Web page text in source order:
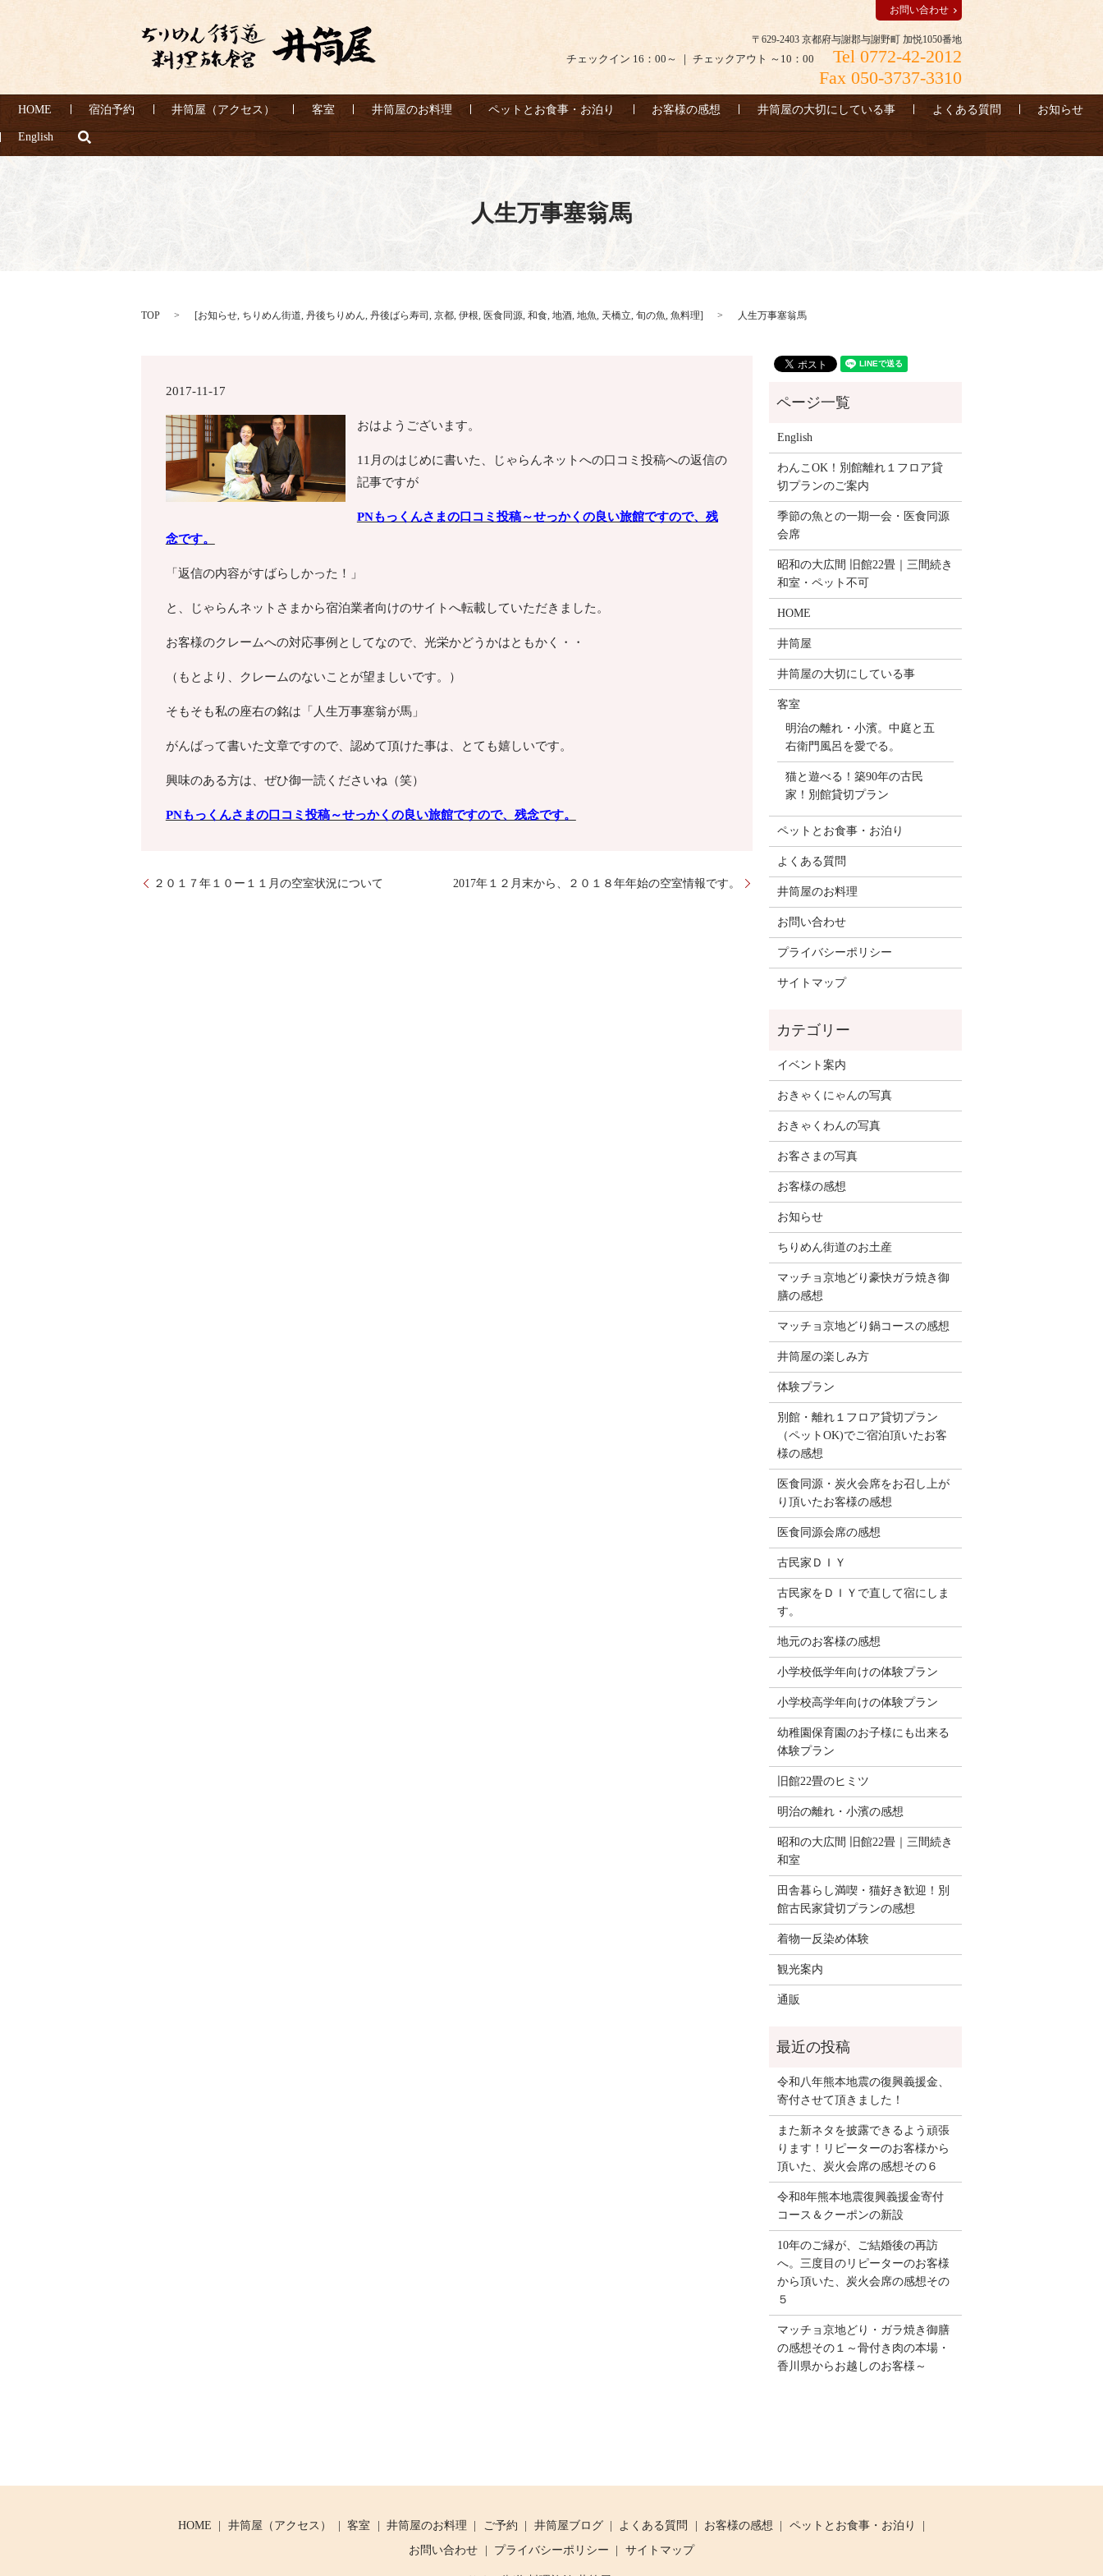
〒629-2403 京都府与謝郡与謝野町 加悦1050番地
チェックイン 16：00～ ｜ チェックアウト ～10：00
Tel 0772-42-2012
Fax 050-3737-3310
お問い合わせ
HOME 宿泊予約 井筒屋（アクセス） 客室 井筒屋のお料理 ペットとお食事・お泊り お客様の感想 井筒屋の大切にしている事 よくある質問 お知らせ
English
人生万事塞翁馬
TOP [お知らせ, ちりめん街道, 丹後ちりめん, 丹後ばら寿司 , 京都, 伊根, 医食同源, 和食, 地酒, 地魚, 天橋立, 旬の魚, 魚料理] 人生万事塞翁馬
2017-11-17
おはようございます。
11月のはじめに書いた、じゃらんネットへの口コミ投稿への返信の
記事ですが
PNもっくんさまの口コミ投稿～せっかくの良い旅館ですので、残
念です。
「返信の内容がすばらしかった！」
と、じゃらんネットさまから宿泊業者向けのサイトへ転載していただきました。
お客様のクレームへの対応事例としてなので、光栄かどうかはともかく・・
（もとより、クレームのないことが望ましいです。）
そもそも私の座右の銘は「人生万事塞翁が馬」
がんばって書いた文章ですので、認めて頂けた事は、とても嬉しいです。
興味のある方は、ぜひ御一読くださいね（笑）
PNもっくんさまの口コミ投稿～せっかくの良い旅館ですので、残念です。
２０１７年１０ー１１月の空室状況について 2017年１２月末から、２０１８年年始の空室情報です。
English
わんこOK！別館離れ１フロア貸
切プランのご案内
季節の魚との一期一会・医食同源
会席
昭和の大広間 旧館22畳｜三間続き
和室・ペット不可
HOME
井筒屋
井筒屋の大切にしている事
客室
明治の離れ・小濱。中庭と五
右衛門風呂を愛でる。
猫と遊べる！築90年の古民
家！別館貸切プラン
ペットとお食事・お泊り
よくある質問
井筒屋のお料理
お問い合わせ
プライバシーポリシー
サイトマップ
イベント案内
おきゃくにゃんの写真
おきゃくわんの写真
お客さまの写真
お客様の感想
お知らせ
ちりめん街道のお土産
マッチョ京地どり豪快ガラ焼き御
膳の感想
マッチョ京地どり鍋コースの感想
井筒屋の楽しみ方
体験プラン
別館・離れ１フロア貸切プラン
（ペットOK)でご宿泊頂いたお客
様の感想
医食同源・炭火会席をお召し上が
り頂いたお客様の感想
医食同源会席の感想
古民家ＤＩＹ
古民家をＤＩＹで直して宿にしま
す。
地元のお客様の感想
小学校低学年向けの体験プラン
小学校高学年向けの体験プラン
幼稚園保育園のお子様にも出来る
体験プラン
旧館22畳のヒミツ
明治の離れ・小濱の感想
昭和の大広間 旧館22畳｜三間続き
和室
田舎暮らし満喫・猫好き歓迎！別
館古民家貸切プランの感想
着物一反染め体験
観光案内
通販
令和八年熊本地震の復興義援金、
寄付させて頂きました！
また新ネタを披露できるよう頑張
ります！リピーターのお客様から
頂いた、炭火会席の感想その６
令和8年熊本地震復興義援金寄付
コース＆クーポンの新設
10年のご縁が、ご結婚後の再訪
へ。三度目のリピーターのお客様
から頂いた、炭火会席の感想その
５
マッチョ京地どり・ガラ焼き御膳
の感想その１～骨付き肉の本場・
香川県からお越しのお客様～
HOME 井筒屋（アクセス） 客室 井筒屋のお料理 ご予約 井筒屋ブログ よくある質問 お客様の感想
ペットとお食事・お泊り
お問い合わせ
プライバシーポリシー サイトマップ